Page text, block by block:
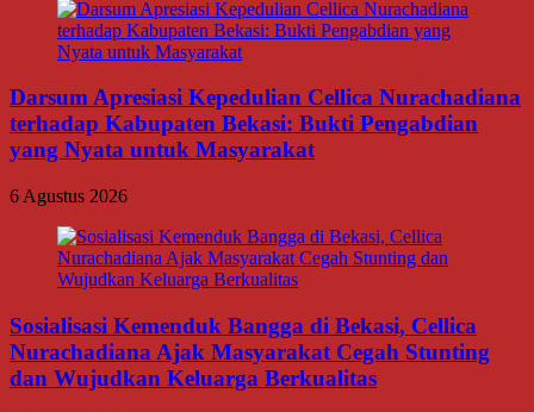
Darsum Apresiasi Kepedulian Cellica Nurachadiana
terhadap Kabupaten Bekasi: Bukti Pengabdian
yang Nyata untuk Masyarakat
6 Agustus 2026
Sosialisasi Kemenduk Bangga di Bekasi, Cellica
Nurachadiana Ajak Masyarakat Cegah Stunting
dan Wujudkan Keluarga Berkualitas